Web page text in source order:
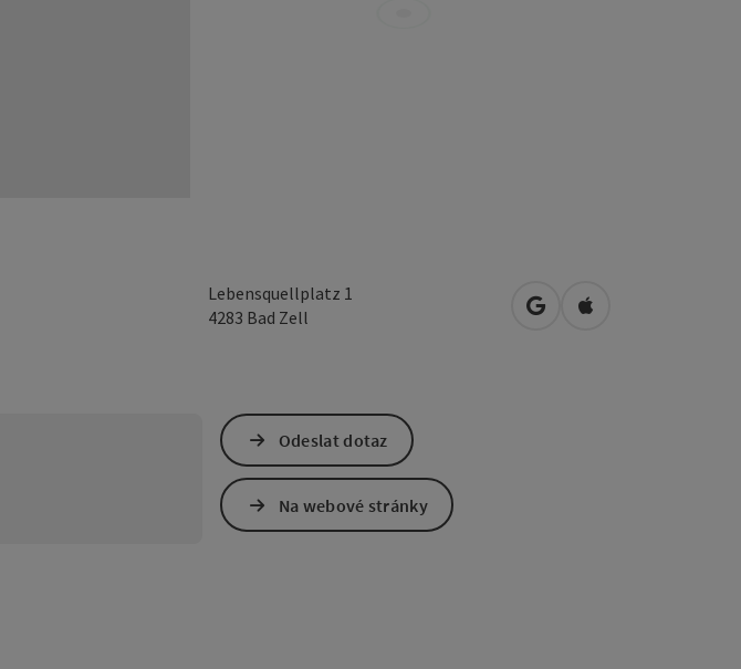
Lebensquellplatz 1
4283 Bad Zell Otevřít v Mapách Google
Otevřít v Mapách
Odeslat dotaz
Na webové stránky